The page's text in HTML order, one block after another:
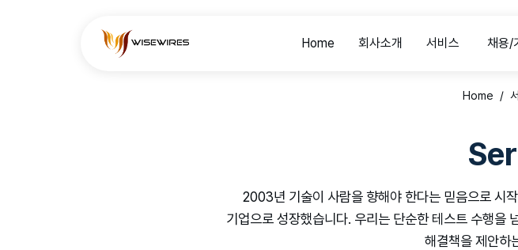
Home 회사소개 서비스 채용/
Home
2003년 기술이 사람을 향해야 한다는 믿음으로 시
기업으로 성장했습니다. 우리는 단순한 테스트 수행을
해결책을 제안하